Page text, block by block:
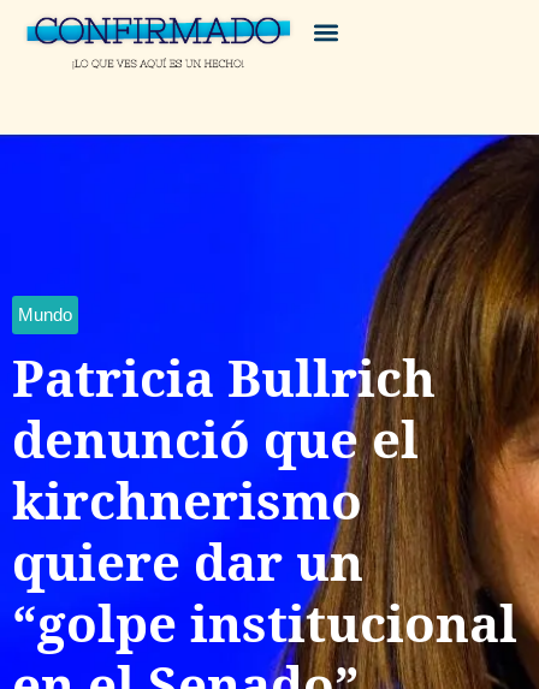
Mundo
Patricia Bullrich
denunció que el
kirchnerismo
quiere dar un
“golpe institucional